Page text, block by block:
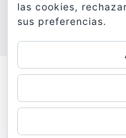
VER MÁS
Todos
y están
las cookies,
sus preferencias.